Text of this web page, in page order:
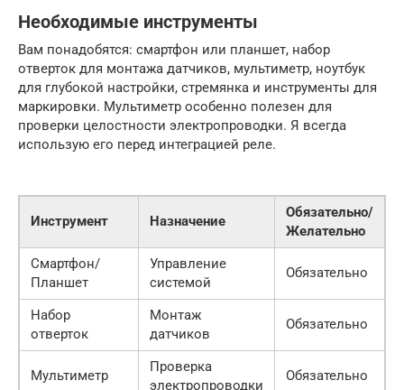
Необходимые инструменты
Вам понадобятся: смартфон или планшет, набор
отверток для монтажа датчиков, мультиметр, ноутбук
для глубокой настройки, стремянка и инструменты для
маркировки. Мультиметр особенно полезен для
проверки целостности электропроводки. Я всегда
использую его перед интеграцией реле.
Инструмент Назначение
Обязательно/
Желательно
Смартфон/
Планшет
Управление
системой
Обязательно
Набор
отверток
Монтаж
датчиков
Обязательно
Мультиметр
Проверка
электропроводки
Обязательно